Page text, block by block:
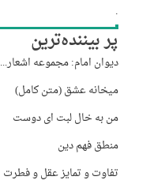
.
پر بیننده‌ترین
دیوان امام: مجموعه اشعار...
میخانه عشق (متن کامل)
من به خال لبت ای دوست
منطق فهم دین
تفاوت و تمایز عقل و فطرت